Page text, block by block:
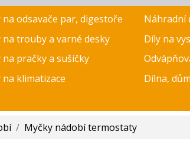
na odsavače par, digestoře Náhradní
na trouby a varné desky Díly na
na pračky a sušičky
na klimatizace Dílna,
/ Myčky nádobí termostaty